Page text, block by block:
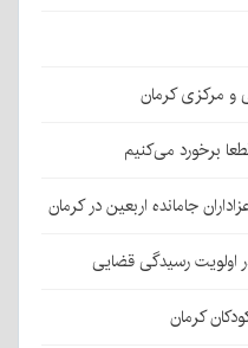
و مرکزی کرمان
برخورد می‌کنیم
اولویت رسیدگی قضایی
کرمان